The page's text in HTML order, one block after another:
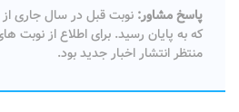
پاسخ مشاور:
که به پایان رسید. برای اطلاع از نوبت
منتظر انتشار اخبار جدید بود.